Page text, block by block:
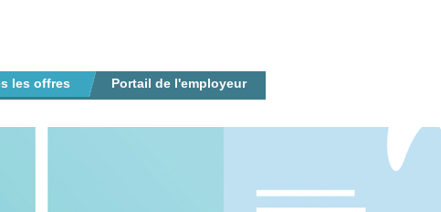
Portail de l'employeur
les offres